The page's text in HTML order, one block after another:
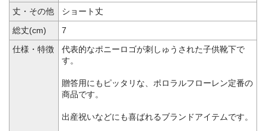
丈・その他
ショート丈
総丈(cm)
7
仕様・特徴
代表的なポニーロゴが刺しゅうされた子供靴下で
す。
贈答用にもピッタリな、ポロラルフローレン定番の
商品です。
出産祝いなどにも喜ばれるブランドアイテムです。